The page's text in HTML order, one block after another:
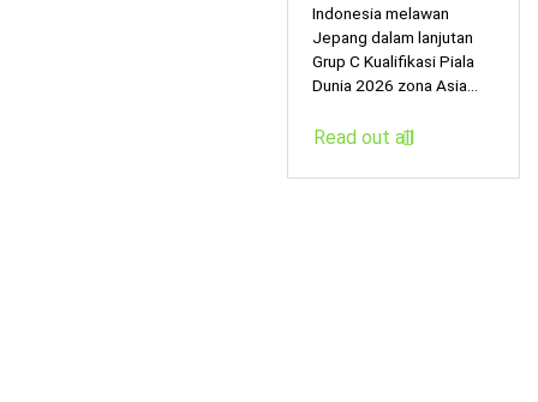
Indonesia melawan
Jepang dalam lanjutan
Grup C Kualifikasi Piala
Dunia 2026 zona Asia...
Read out all